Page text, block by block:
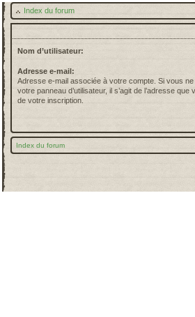
Index du forum
Nom d’utilisateur:
Adresse e-mail:
Adresse e-mail associée à votre compte. Si vous ne
votre panneau d’utilisateur, il s’agit de l’adresse
de votre inscription.
Index du forum